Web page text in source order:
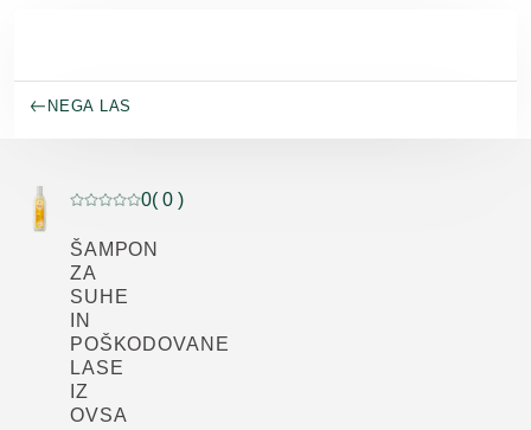
NEGA LAS
Trenutna ocena: 0 od 5 zvezdic ocenil/-a 0 kupcev
0( 0 )
ŠAMPON
ZA
SUHE
IN
POŠKODOVANE
LASE
IZ
OVSA